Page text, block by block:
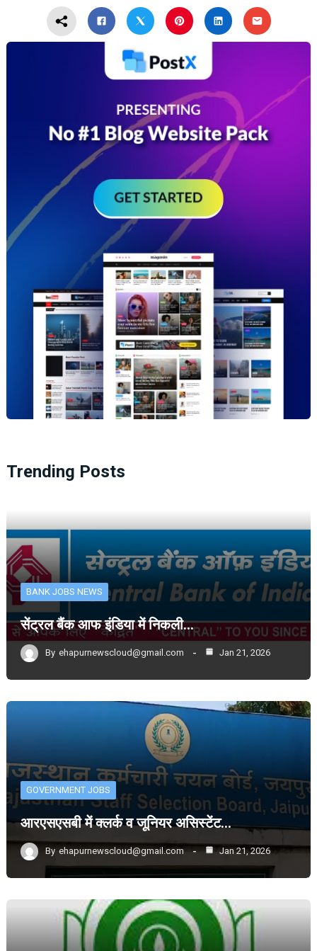
Trending Posts
BANK JOBS NEWS
सेंट्रल बैंक आफ इंडिया में निकली…
By ehapurnewscloud@gmail.com Jan 21, 2026
GOVERNMENT JOBS
आरएसएसबी में क्लर्क व जूनियर असिस्टेंट…
By ehapurnewscloud@gmail.com Jan 21, 2026